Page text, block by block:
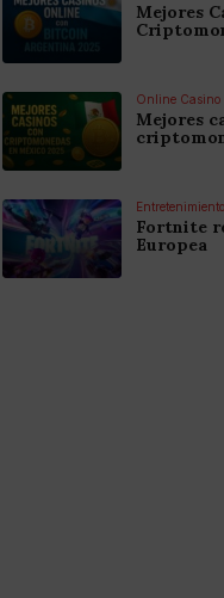
Mejores
Online Casino
Mejores
Entretenimiento
Fortnite
Europea